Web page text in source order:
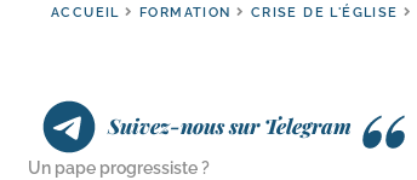
ACCUEIL FORMATION CRISE DE L'ÉGLISE
Suivez-nous sur Telegram
Un pape progressiste ?